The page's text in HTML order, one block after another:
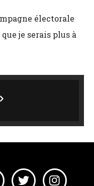
électorale
je serais plus à